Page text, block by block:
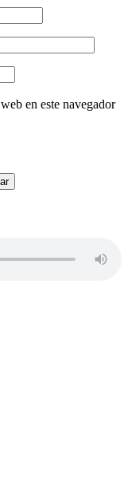
en este navegador